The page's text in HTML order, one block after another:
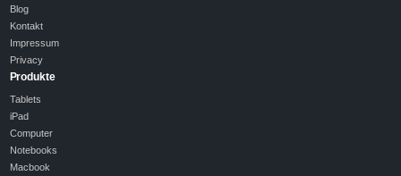
Blog
Kontakt
Impressum
Privacy
Produkte
Tablets
iPad
Computer
Notebooks
Macbook